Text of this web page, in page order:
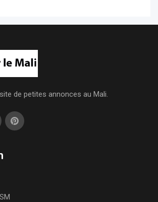
de petites annonces au Mali.